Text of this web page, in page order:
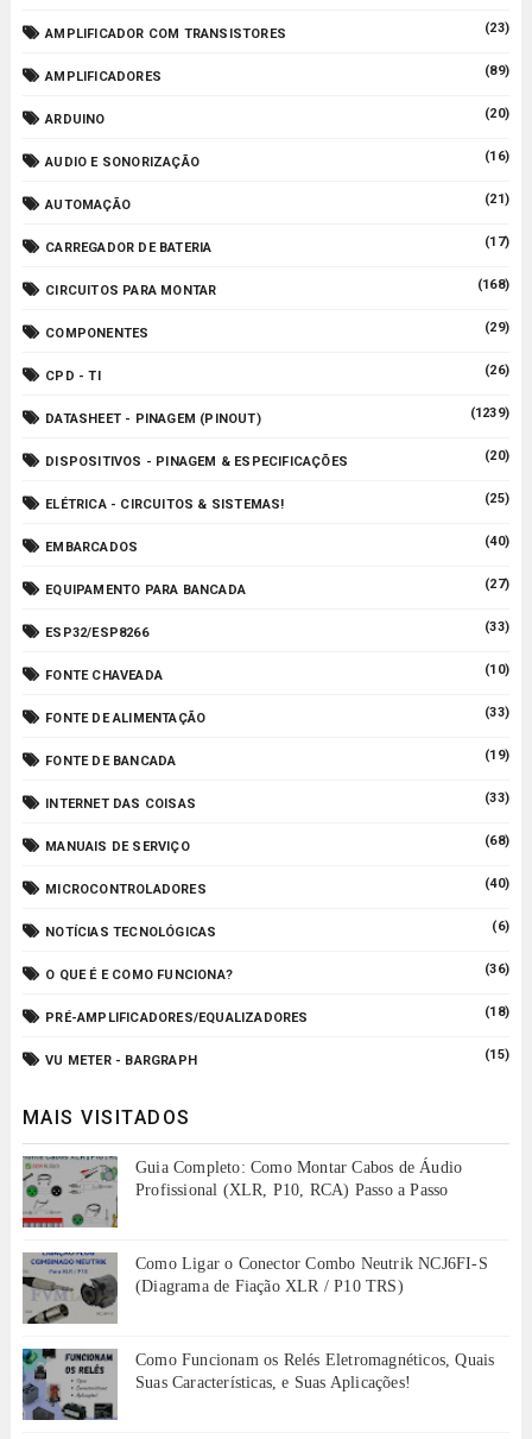
AMPLIFICADOR COM TRANSISTORES (23)
AMPLIFICADORES (89)
ARDUINO (20)
AUDIO E SONORIZAÇÃO (16)
AUTOMAÇÃO (21)
CARREGADOR DE BATERIA (17)
CIRCUITOS PARA MONTAR (168)
COMPONENTES (29)
CPD - TI (26)
DATASHEET - PINAGEM (PINOUT) (1239)
DISPOSITIVOS - PINAGEM & ESPECIFICAÇÕES (20)
ELÉTRICA - CIRCUITOS & SISTEMAS! (25)
EMBARCADOS (40)
EQUIPAMENTO PARA BANCADA (27)
ESP32/ESP8266 (33)
FONTE CHAVEADA (10)
FONTE DE ALIMENTAÇÃO (33)
FONTE DE BANCADA (19)
INTERNET DAS COISAS (33)
MANUAIS DE SERVIÇO (68)
MICROCONTROLADORES (40)
NOTÍCIAS TECNOLÓGICAS (6)
O QUE É E COMO FUNCIONA? (36)
PRÉ-AMPLIFICADORES/EQUALIZADORES (18)
VU METER - BARGRAPH (15)
MAIS VISITADOS
Guia Completo: Como Montar Cabos de Áudio
Profissional (XLR, P10, RCA) Passo a Passo
Como Ligar o Conector Combo Neutrik NCJ6FI-S
(Diagrama de Fiação XLR / P10 TRS)
Como Funcionam os Relés Eletromagnéticos, Quais
Suas Características, e Suas Aplicações!